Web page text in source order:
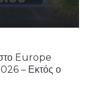
Europe
– Εκτός ο